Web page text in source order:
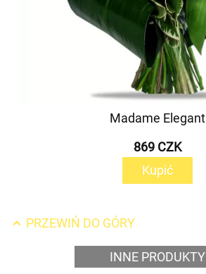
Madame Elegant
869 CZK
Kupić
PRZEWIŃ DO GÓRY
INNE PRODUKTY